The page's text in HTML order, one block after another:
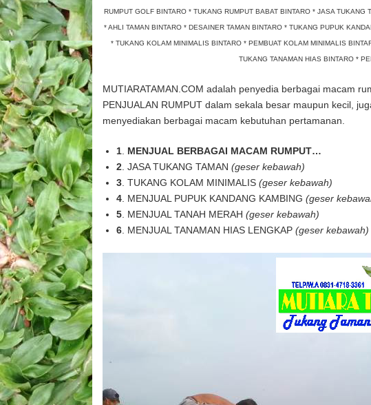
RUMPUT GOLF BINTARO * TUKANG RUMPUT BABAT BINTARO * JASA
* AHLI TAMAN BINTARO * DESAINER TAMAN BINTARO * TUKANG PUPUK
* TUKANG KOLAM MINIMALIS BINTARO * PEMBUAT KOLAM MINIMALIS
TUKANG TANAMAN HIAS BINTARO *
MUTIARATAMAN.COM adalah penyedia berbagai macam
PENJUALAN RUMPUT dalam sekala besar maupun kecil,
menyediakan berbagai macam kebutuhan pertamanan.
1 MENJUAL BERBAGAI MACAM RUMPUT…
2 . JASA TUKANG TAMAN(geser kebawah)
3 . TUKANG KOLAM MINIMALIS(geser kebawah)
4 . MENJUAL PUPUK KANDANG KAMBING(geser
5 . MENJUAL TANAH MERAH(geser kebawah)
6 . MENJUAL TANAMAN HIAS LENGKAP(geser kebawah)